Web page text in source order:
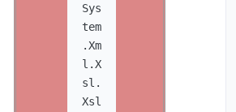
Sys
tem
.Xm
l.X
sl.
Xsl